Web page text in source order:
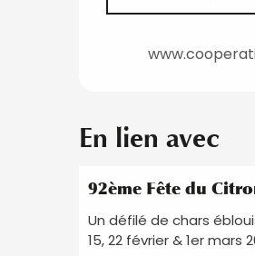
En lien avec
92ème Fête du
Un défilé de chars
15, 22 février & 1er mars